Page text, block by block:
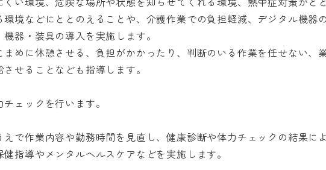
境などにととのえることや、介護作業での負担軽減、デジタル機器
器・装具の導入を実施します。
めに休憩させる、負担がかかったり、判断のいる作業を任せない、
せることなども指導します。
ェックを行います。
で作業内容や勤務時間を見直し、健康診断や体力チェックの結果に
指導やメンタルヘルスケアなどを実施します。